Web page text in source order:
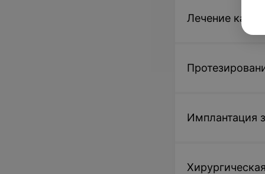
Лечение
Имплантация